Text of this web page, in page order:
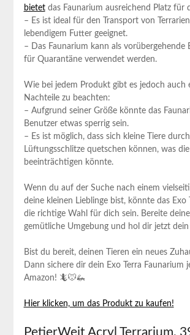
bietetdas Faunarium ausreichend Platz für
– Es ist ideal für den Transport von
lebendigem Futter geeignet.
– Das Faunarium kann als vorübergehende
für Quarantäne verwendet werden.
Wie bei jedem Produkt ​gibt es jedoch‌ auch
Nachteile zu beachten:
– Aufgrund seiner Größe könnte das
‍Benutzer etwas sperrig⁣ sein.
– Es ist möglich, dass sich​ kleine Tiere
Lüftungsschlitze quetschen können, was
beeinträchtigen könnte.
Wenn du auf ⁣der ‌Suche nach⁣ einem
deine kleinen Lieblinge ‍bist, könnte das Exo
die richtige Wahl ‌für dich sein. Bereite
gemütliche Umgebung‌ und hol dir jetzt dein
Bist​ du bereit, deinen Tieren ein neues
Dann sichere dir ⁢dein Exo Terra Faunarium
Amazon! 🦎🐭🦗
Hier klicken, um das Produkt zu ​kaufen!
PetierWeit Acryl Terrarium,